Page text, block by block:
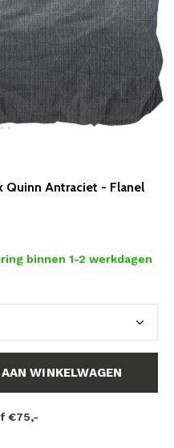
Quinn Antraciet - Flanel
binnen 1-2 werkdagen
WINKELWAGEN
€75,-